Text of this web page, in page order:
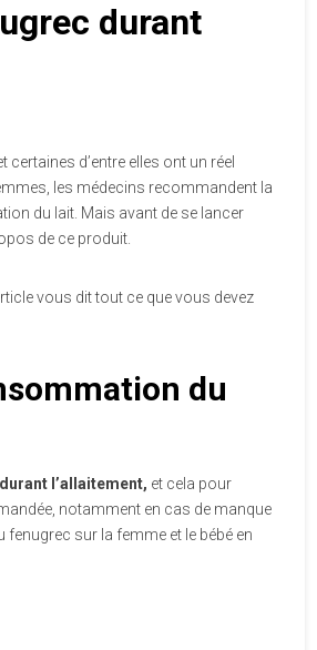
durant
d’entre elles ont un réel
les médecins recommandent la
du lait. Mais avant de se lancer
de ce produit.
vous dit tout ce que vous devez
du
l’allaitement, et cela pour
notamment en cas de manque
fenugrec sur la femme et le bébé en